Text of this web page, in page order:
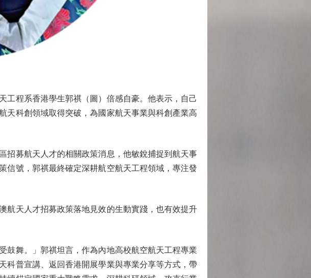
程系香港學生郭祺（圖）倍感自豪。他表示，自己
天科創領域取得突破，為國家航天事業與科創產業高
募航天人才的相關政策消息，他敏銳捕捉到航天事
信號，郭祺最終確定深耕航空航天工程領域，專注發
天人才招募政策落地見效的生動實踐，也有效提升
舞。」郭祺坦言，作為內地高校航空航天工程專業
科普宣講、返回香港開展學業與專業分享等方式，帶